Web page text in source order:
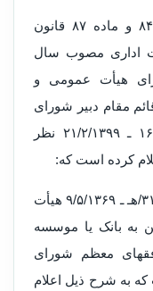
نظر به اینکه مطابق تبصره ۲ ماده ۸۴ و ماده ۸۷ قانون
اداری مصوب سال
برای هیأت عمومی و
مقام دبیر شورای
نگهبان طی نامه شماره ۱۶۸۲۴/۱۰۲/۹۹ ـ ۲۱/۲/۱۳۹۹ نظر
کرده است که:
« موضوع تصویب‌نامه شماره ۳۱۲۶۶/۱۵۶/هـ ـ ۹/۵/۱۳۶۹ هیأت
به بانک یا موسسه
در جلسه مورخ ۸/۲/۱۳۹۹ فقهای معظم شورای
به شرح ذیل اعلام